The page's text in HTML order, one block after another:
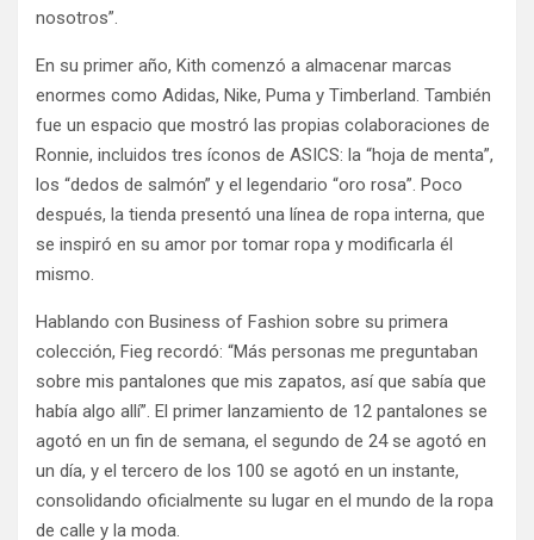
nosotros”.
En su primer año, Kith comenzó a almacenar marcas
enormes como Adidas, Nike, Puma y Timberland. También
fue un espacio que mostró las propias colaboraciones de
Ronnie, incluidos tres íconos de ASICS: la “hoja de menta”,
los “dedos de salmón” y el legendario “oro rosa”. Poco
después, la tienda presentó una línea de ropa interna, que
se inspiró en su amor por tomar ropa y modificarla él
mismo.
Hablando con Business of Fashion sobre su primera
colección, Fieg recordó: “Más personas me preguntaban
sobre mis pantalones que mis zapatos, así que sabía que
había algo allí”. El primer lanzamiento de 12 pantalones se
agotó en un fin de semana, el segundo de 24 se agotó en
un día, y el tercero de los 100 se agotó en un instante,
consolidando oficialmente su lugar en el mundo de la ropa
de calle y la moda.